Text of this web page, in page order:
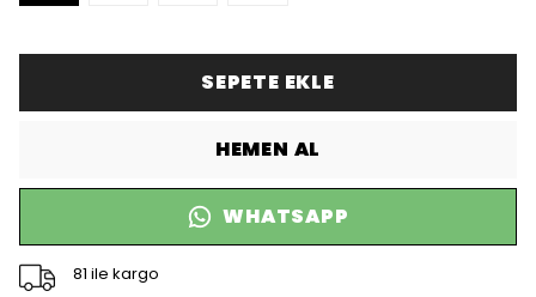
SEPETE EKLE
HEMEN AL
WHATSAPP
81 ile kargo